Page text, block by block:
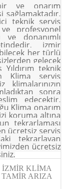
ve onarım
sağlamaktadır.
teknik servis
profesyonel
donanımlı
izmir
her türlü
gelecek
teknik
Klima servis
sonra
edecektir.
Klima onarım
koruma altına
tekrarlaması
ücretsiz servis
tekrarlayan
ücretsiz
İZMİR KLİMA
TAMİR ARIZA